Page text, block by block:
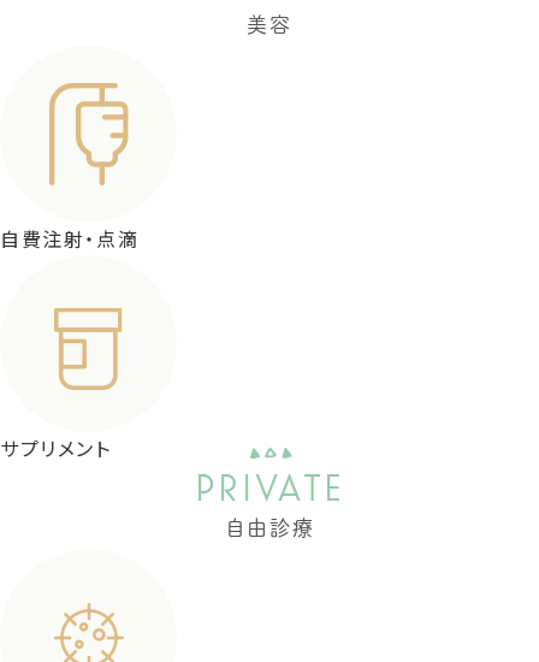
美容
自費注射・点滴
サプリメント
PRIVATE
自由診療